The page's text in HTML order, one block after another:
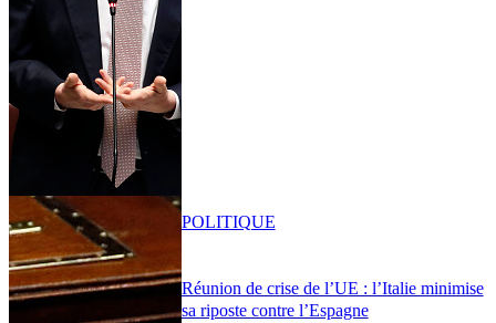
Réunion de crise de l’UE : l’Italie minimise
sa riposte contre l’Espagne
POLITIQUE